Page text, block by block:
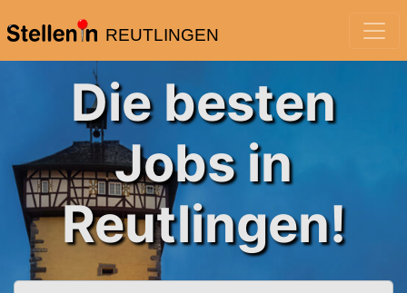
REUTLINGEN
Die besten
Jobs in
Reutlingen!